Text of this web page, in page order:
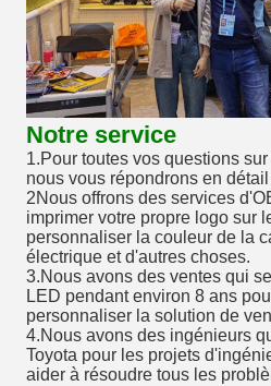
Notre service
1.Pour toutes vos questions
nous vous répondrons en
2Nous offrons des services
imprimer votre propre logo sur
personnaliser la couleur de la
électrique et d'autres choses.
3.Nous avons des ventes qui
LED pendant environ 8 ans
personnaliser la solution de
4.Nous avons des ingénieurs
Toyota pour les projets
aider à résoudre tous les